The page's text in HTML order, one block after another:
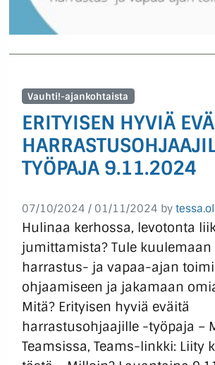
Vauhti!-ajankohtaista
ERITYISEN HYVIÄ
TYÖPAJA 9.11.2024
07/10/2024 / 01/11/2024 by
Hulinaa kerhossa, levotonta
jumittamista? Tule kuulemaan
harrastus- ja vapaa-ajan
ohjaamiseen ja jakamaan
Mitä? Erityisen hyviä eväitä
harrastusohjaajille -työpaja –
Teamsissa, Teams-linkki: Liity